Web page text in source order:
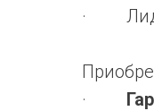
·
·